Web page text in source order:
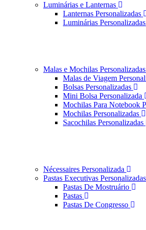
Luminárias e Lanternas
Lanternas Personalizadas
Luminárias Personalizadas
Malas e Mochilas Personalizadas
Malas de Viagem
Bolsas Personalizadas
Mini Bolsa Personalizada
Mochilas Para Notebook
Mochilas Personalizadas
Sacochilas Personalizadas
Nécessaires Personalizada
Pastas Executivas Personalizadas
Pastas De Mostruário
Pastas
Pastas De Congresso